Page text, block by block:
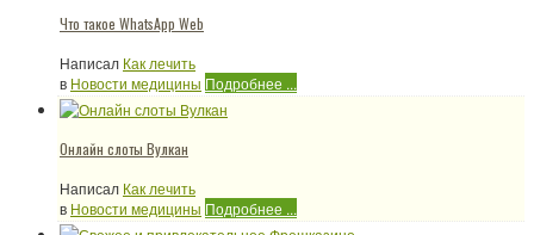
Что такое WhatsApp Web
Написал Как лечить
в Новости медицины Подробнее ...
Онлайн слоты Вулкан
Написал Как лечить
в Новости медицины Подробнее ...